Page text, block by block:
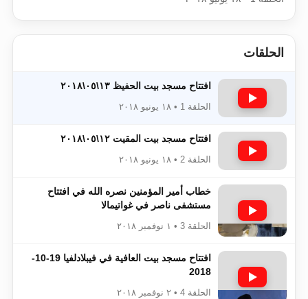
الحلقات
افتتاح مسجد بيت الحفيظ ١٣\٠٥\٢٠١٨
الحلقة 1 • ١٨ يونيو ٢٠١٨
افتتاح مسجد بيت المقيت ١٢\٠٥\٢٠١٨
الحلقة 2 • ١٨ يونيو ٢٠١٨
خطاب أمير المؤمنين نصره الله في افتتاح
مستشفى ناصر في غواتيمالا
الحلقة 3 • ١ نوفمبر ٢٠١٨
افتتاح مسجد بيت العافية في فيبلادلفيا 19-10-
2018
الحلقة 4 • ٢ نوفمبر ٢٠١٨